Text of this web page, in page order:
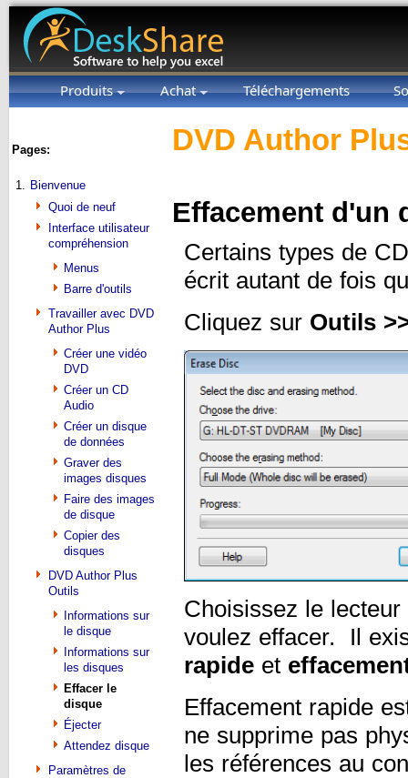
Produits Achat Téléchargements
Pages:
1. Bienvenue
Quoi de neuf
Interface utilisateur
compréhension
Menus
Barre d'outils
Travailler avec DVD
Author Plus
Créer une vidéo
DVD
Créer un CD
Audio
Créer un disque
de données
Graver des
images disques
Faire des images
de disque
Copier des
disques
DVD Author Plus
Outils
Informations sur
le disque
Informations sur
les disques
Effacer le
disque
Éjecter
Attendez disque
Paramètres de
DVD Author
Effacement d'un
Certains types de
écrit autant de fois
Cliquez sur Outils
Choisissez le
voulez effacer. Il
rapide et
Effacement rapide
ne supprime pas
les références au